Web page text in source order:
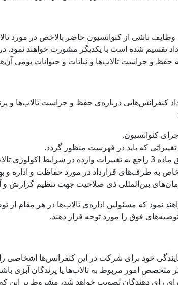
ناشی از کنوانسیون حاضر بالاخص در مورد
تقسیم شده است با یکدیگر مشورت خواهند نمود.
و حراست تالاب‌ها و نباتات و حیوانات بومی آن‌ها
درباره‌ی حفظ و حراست تالاب‌ها و
کنوانسیون.
که باید در فهرست منظور گردد.
تسلیم شده است.
به طرف‌های قرارداد در مورد حفاظت و اداره و
بین‌المللی ذی صلاحیت جهت تنظیم گزارش و
نمود که مسئولین اداره‌ی تالاب‌ها در هر مقام
فوق را مورد توجه قرار دهند.
خود برای شرکت در این کنفرانس‌ها اشخاصی
متخصص امور مربوط به تالاب‌ها یا پرندگان
رای دهندگان تصویب خواهد شد، مشروط بر این